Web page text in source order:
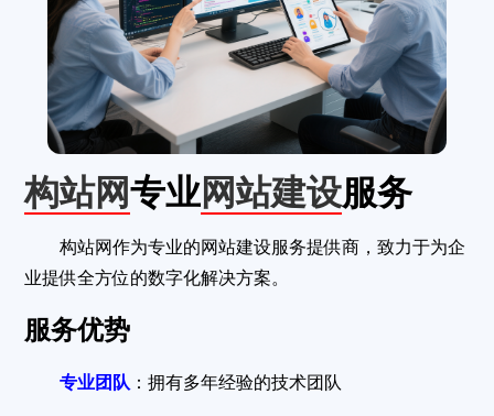
构站网专业网站建设服务
构站网作为专业的网站建设服务提供商，致力于为企
业提供全方位的数字化解决方案。
服务优势
专业团队 ：拥有多年经验的技术团队